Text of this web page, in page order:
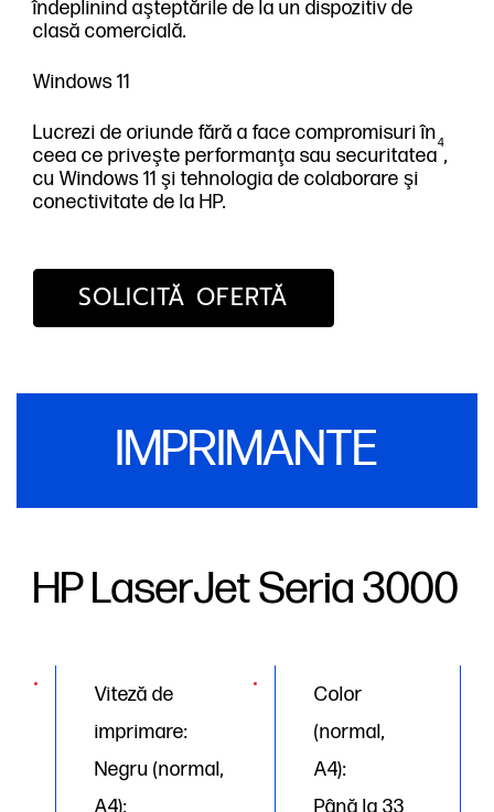
îndeplinind aşteptările de la un dispozitiv de
clasă comercială.
Windows 11
Lucrezi de oriunde fără a face compromisuri în
ceea ce priveşte performanţa sau securitatea
4
,
cu Windows 11 şi tehnologia de colaborare şi
conectivitate de la HP.
SOLICITĂ OFERTĂ
IMPRIMANTE
HP LaserJet Seria 3000
Viteză de
imprimare:
Negru (normal,
A4):
Color
(normal,
A4):
Până la 33